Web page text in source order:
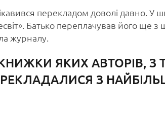
перекладом доволі давно. У
Батько переплачував його ще з
журналу.
ЯКИХ АВТОРІВ,
З